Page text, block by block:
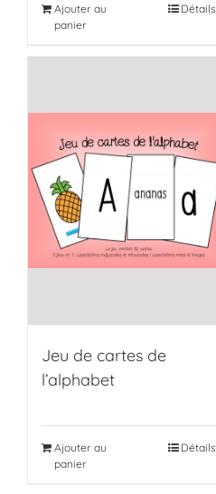
Ajouter au
panier
Détails
Jeu de cartes de
l’alphabet
Ajouter au
panier
Détails